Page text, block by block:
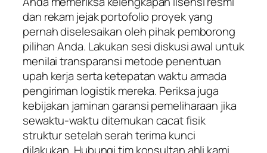
dan rekam jejak portofolio proyek yang
pernah diselesaikan oleh pihak pemborong
pilihan Anda. Lakukan sesi diskusi awal untuk
menilai transparansi metode penentuan
upah kerja serta ketepatan waktu armada
pengiriman logistik mereka. Periksa juga
kebijakan jaminan garansi pemeliharaan jika
sewaktu-waktu ditemukan cacat fisik
struktur setelah serah terima kunci